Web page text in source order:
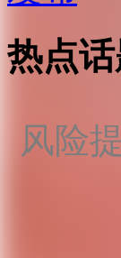
热点
风险